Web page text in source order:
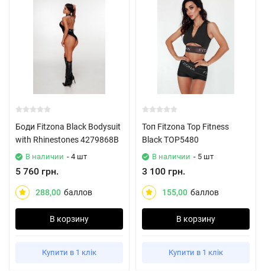
Боди Fitzona Black Bodysuit
with Rhinestones 4279868B
В наличии - 4 шт
5 760 грн.
288,00 баллов
В корзину
Купити в 1 клік
Топ Fitzona Top Fitness
Black TOP5480
В наличии - 5 шт
3 100 грн.
155,00 баллов
В корзину
Купити в 1 клік